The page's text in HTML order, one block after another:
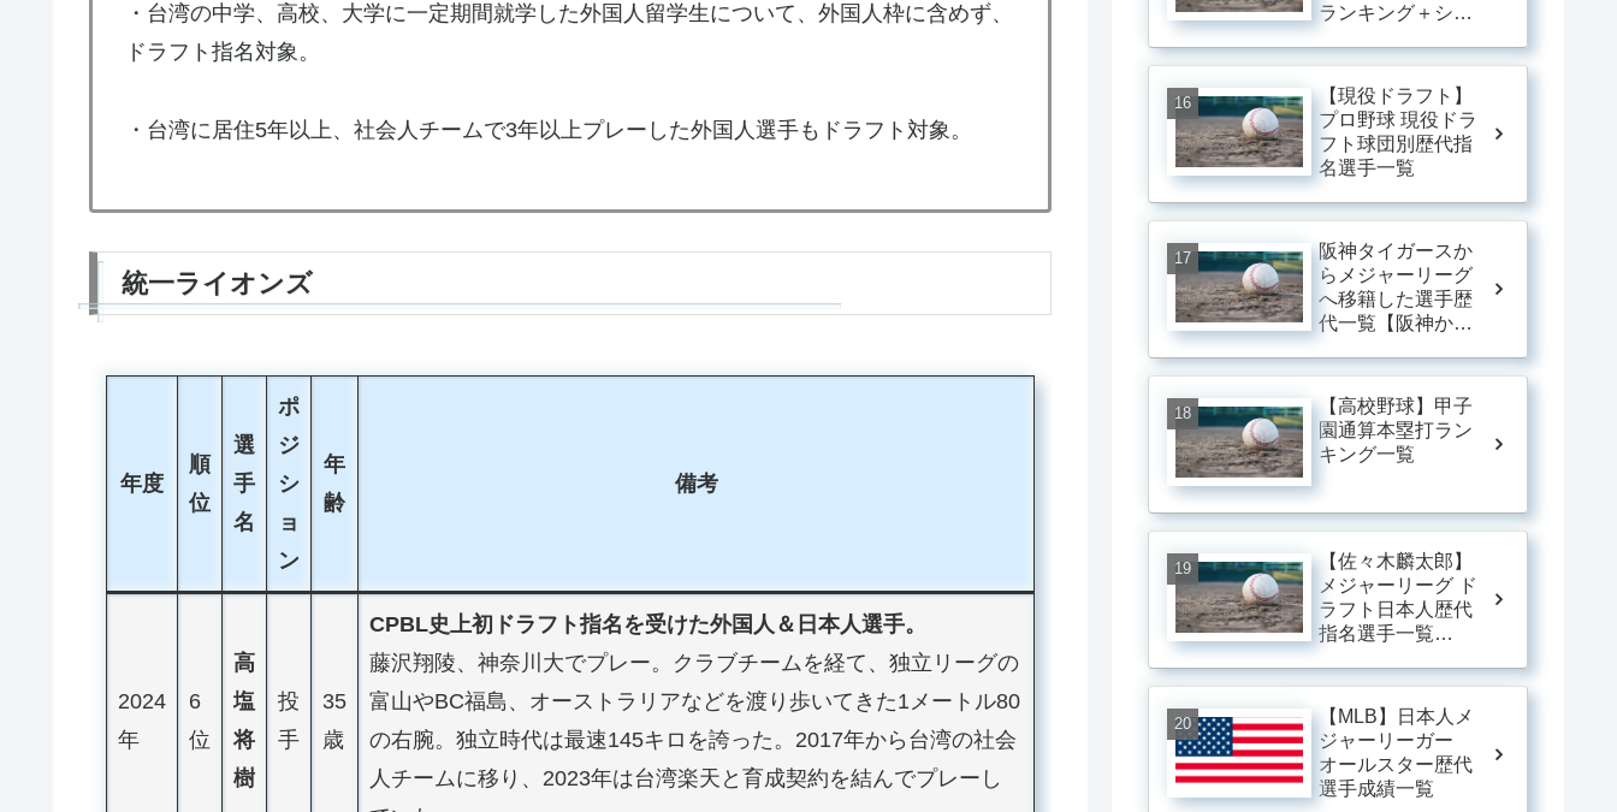
・台湾の中学、高校、大学に一定期間就学した外国人留学生について、外国人枠に含めず、
ドラフト指名対象。
・台湾に居住5年以上、社会人チームで3年以上プレーした外国人選手もドラフト対象。
統一ライオンズ
年度
順
位
選
手
名
ポ
ジ
シ
ョ
ン
年
齢
備考
2024
年
6
位
高
塩
将
樹
投
手
35
歳
CPBL史上初ドラフト指名を受けた外国人＆日本人選手。
藤沢翔陵、神奈川大でプレー。クラブチームを経て、独立リーグの
富山やBC福島、オーストラリアなどを渡り歩いてきた1メートル80
の右腕。独立時代は最速145キロを誇った。2017年から台湾の社会
人チームに移り、2023年は台湾楽天と育成契約を結んでプレーし
ランキング＋シー
【MLB】
【現役ドラフト】
プロ野球 現役ドラ
フト球団別歴代指
名選手一覧
阪神タイガースか
らメジャーリーグ
へ移籍した選手歴
代一覧【阪神から
【高校野球】甲子
園通算本塁打ラン
キング一覧
【佐々木麟太郎】
メジャーリーグ ド
ラフト日本人歴代
指名選手一覧
【MLB】日本人メ
ジャーリーガー
オールスター歴代
選手成績一覧